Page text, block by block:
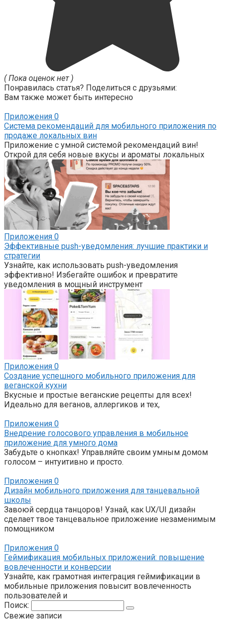
( Пока оценок нет )
Понравилась статья? Поделиться с друзьями:
Вам также может быть интересно
Приложения 0
Система рекомендаций для мобильного приложения по
продаже локальных вин
Приложение с умной системой рекомендаций вин!
Открой для себя новые вкусы и ароматы локальных
Приложения 0
Эффективные push-уведомления: лучшие практики и
стратегии
Узнайте, как использовать push-уведомления
эффективно! Избегайте ошибок и превратите
уведомления в мощный инструмент
Приложения 0
Создание успешного мобильного приложения для
веганской кухни
Вкусные и простые веганские рецепты для всех!
Идеально для веганов, аллергиков и тех,
Приложения 0
Внедрение голосового управления в мобильное
приложение для умного дома
Забудьте о кнопках! Управляйте своим умным домом
голосом – интуитивно и просто.
Приложения 0
Дизайн мобильного приложения для танцевальной
школы
Завоюй сердца танцоров! Узнай, как UX/UI дизайн
сделает твое танцевальное приложение незаменимым
помощником
Приложения 0
Геймификация мобильных приложений: повышение
вовлеченности и конверсии
Узнайте, как грамотная интеграция геймификации в
мобильные приложения повысит вовлеченность
пользователей и
Поиск:
Свежие записи